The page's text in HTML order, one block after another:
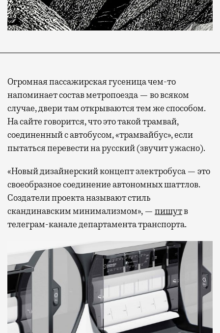
Огромная пассажирская гусеница чем-то
напоминает состав метропоезда — во всяком
случае, двери там открываются тем же способом.
На сайте говорится, что это такой трамвай,
соединенный с автобусом, «трамвайбус», если
пытаться перевести на русский (звучит ужасно).
«Новый дизайнерский концепт электробуса — это
своеобразное соединение автономных шаттлов.
Создатели проекта называют стиль
скандинавским минимализмом», — пишутв
телеграм-канале департамента транспорта.